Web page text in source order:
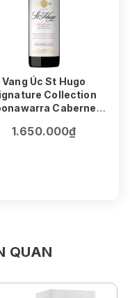
Vang Úc St Hugo
Collection
Cabernet
75cl | 14.5%
1.650.000₫
QUAN